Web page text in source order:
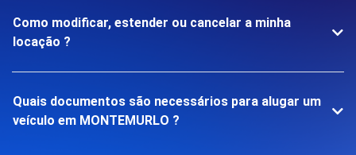
Como modificar, estender ou cancelar a minha
locação ?
Quais documentos são necessários para alugar um
veículo em MONTEMURLO ?